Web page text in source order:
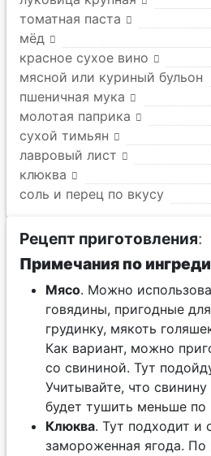
томатная паста
мёд
красное сухое вино
мясной или куриный бульон
пшеничная мука
молотая паприка
сухой тимьян
лавровый лист
клюква
соль и перец по вкусу
Рецепт приготовления:
Примечания по
Мясо. Можно
говядины, пригодные
грудинку, мякоть
Как вариант, можно
со свининой. Тут
Учитывайте, что
будет тушить меньше по
Клюква. Тут подходит и
замороженная ягода.